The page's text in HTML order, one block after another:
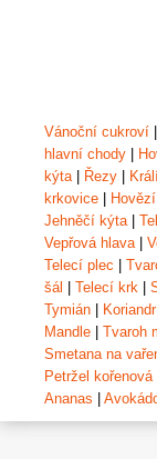
Vánoční cukroví
hlavní chody
kýta| Řezy
krkovice
Jehněčí kýta|
Vepřová hlava|
Telecí plec
šál
Telecí krk
Tymián
Koriandr
Mandle
Tvaroh
Smetana na
Petržel kořenová|
Ananas